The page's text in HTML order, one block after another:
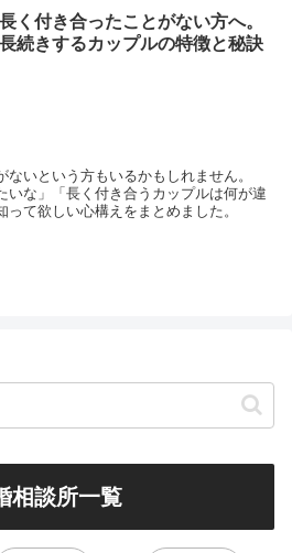
長く付き合ったことがない方へ。
長続きするカップルの特徴と秘訣
いという方もいるかもしれません。
いな」「長く付き合うカップルは何が違
て欲しい心構えをまとめました。
相談所一覧